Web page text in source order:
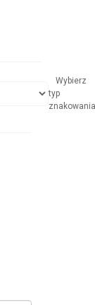
Wybierz
typ
znakowania